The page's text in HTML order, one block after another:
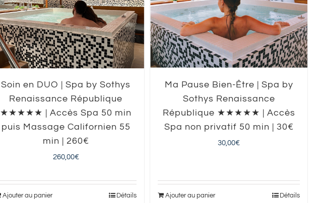
Soin en DUO | Spa by Sothys
Renaissance République
★★★★★ | Accès Spa 50 min
puis Massage Californien 55
min | 260€
260,00€
Ajouter au panier Détails
Ma Pause Bien-Être | Spa by
Sothys Renaissance
République ★★★★★ | Accès
Spa non privatif 50 min | 30€
30,00€
Ajouter au panier Détails